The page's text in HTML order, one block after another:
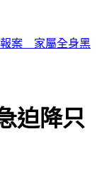
停班課標準
迫降只